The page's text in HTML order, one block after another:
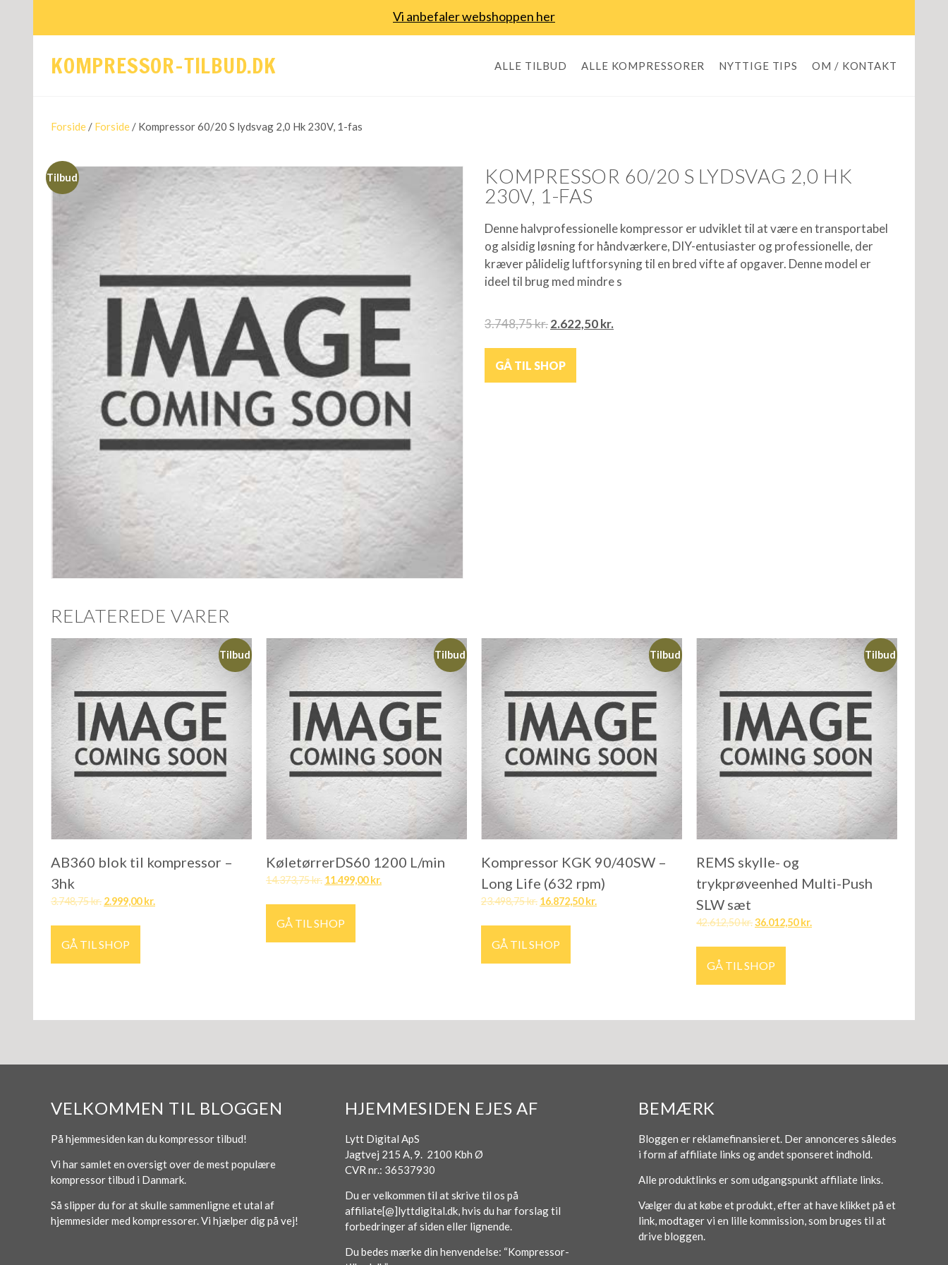
Vi anbefaler webshoppen her
KOMPRESSOR-TILBUD.DK ALLE TILBUD ALLE KOMPRESSORER NYTTIGE TIPS OM / KONTAKT
Forside / Forside / Kompressor 60/20 S lydsvag 2,0 Hk 230V, 1-fas
Tilbud
KOMPRESSOR 60/20 S LYDSVAG 2,0 HK
230V, 1-FAS
Denne halvprofessionelle kompressor er udviklet til at være en transportabel
og alsidig løsning for håndværkere, DIY-entusiaster og professionelle, der
kræver pålidelig luftforsyning til en bred vifte af opgaver. Denne model er
ideel til brug med mindre s
3.748,75kr.2.622,50kr.
GÅ TIL SHOP
RELATEREDE VARER
Tilbud
AB360 blok til kompressor –
3hk
3.748,75kr. 2.999,00kr.
GÅ TIL SHOP
Tilbud
KøletørrerDS60 1200 L/min
14.373,75kr. 11.499,00kr.
GÅ TIL SHOP
Tilbud
Kompressor KGK 90/40SW –
Long Life (632 rpm)
23.498,75kr. 16.872,50kr.
GÅ TIL SHOP
Tilbud
REMS skylle- og
trykprøveenhed Multi-Push
SLW sæt
42.612,50kr.36.012,50kr.
GÅ TIL SHOP
VELKOMMEN TIL BLOGGEN
På hjemmesiden kan du kompressor tilbud!
Vi har samlet en oversigt over de mest populære
kompressor tilbud i Danmark.
Så slipper du for at skulle sammenligne et utal af
hjemmesider med kompressorer. Vi hjælper dig på vej!
HJEMMESIDEN EJES AF
Lytt Digital ApS
Jagtvej 215 A, 9. 2100 Kbh Ø
CVR nr.: 36537930
Du er velkommen til at skrive til os på
affiliate[@]lyttdigital.dk, hvis du har forslag til
forbedringer af siden eller lignende.
Du bedes mærke din henvendelse: “Kompressor-
BEMÆRK
Bloggen er reklamefinansieret. Der annonceres således
i form af affiliate links og andet sponseret indhold.
Alle produktlinks er som udgangspunkt affiliate links.
Vælger du at købe et produkt, efter at have klikket på et
link, modtager vi en lille kommission, som bruges til at
drive bloggen.